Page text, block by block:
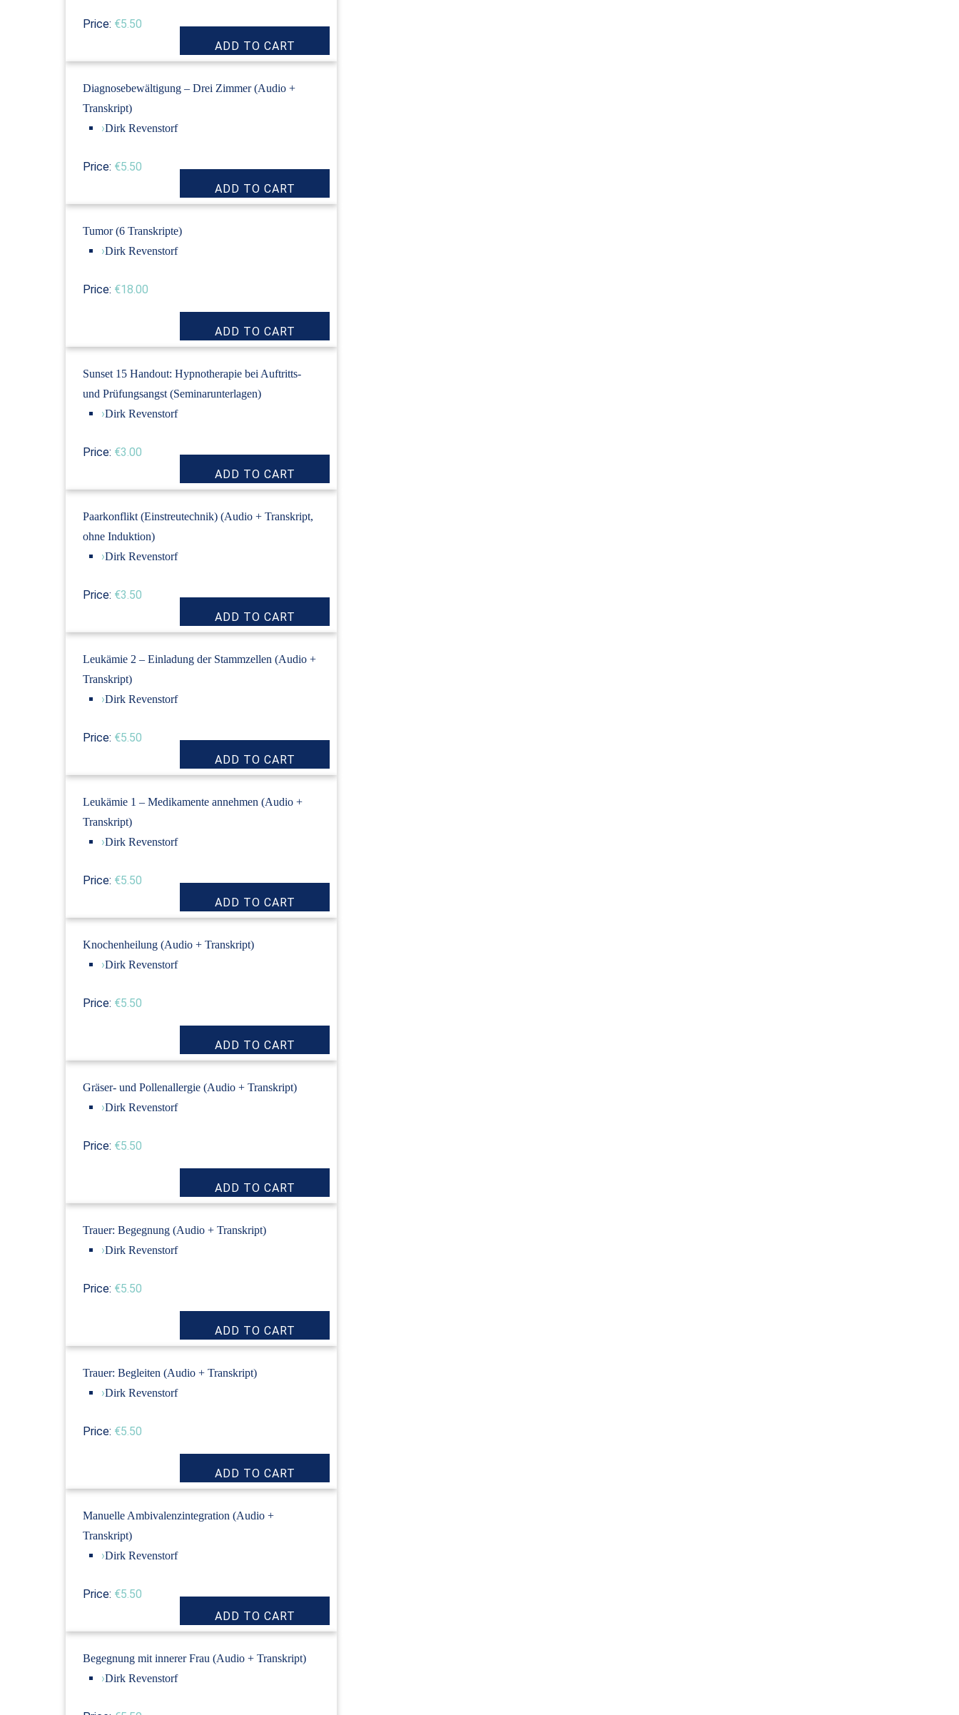
Price: €5.50
Diagnosebewältigung – Drei Zimmer (Audio +
Transkript)
›Dirk Revenstorf
Price: €5.50
Tumor (6 Transkripte)
›Dirk Revenstorf
Price: €18.00
Sunset 15 Handout: Hypnotherapie bei Auftritts-
und Prüfungsangst (Seminarunterlagen)
›Dirk Revenstorf
Price: €3.00
Paarkonflikt (Einstreutechnik) (Audio + Transkript,
ohne Induktion)
›Dirk Revenstorf
Price: €3.50
Leukämie 2 – Einladung der Stammzellen (Audio +
Transkript)
›Dirk Revenstorf
Price: €5.50
Leukämie 1 – Medikamente annehmen (Audio +
Transkript)
›Dirk Revenstorf
Price: €5.50
Knochenheilung (Audio + Transkript)
›Dirk Revenstorf
Price: €5.50
Gräser- und Pollenallergie (Audio + Transkript)
›Dirk Revenstorf
Price: €5.50
Trauer: Begegnung (Audio + Transkript)
›Dirk Revenstorf
Price: €5.50
Trauer: Begleiten (Audio + Transkript)
›Dirk Revenstorf
Price: €5.50
Manuelle Ambivalenzintegration (Audio +
Transkript)
›Dirk Revenstorf
Price: €5.50
Begegnung mit innerer Frau (Audio + Transkript)
›Dirk Revenstorf